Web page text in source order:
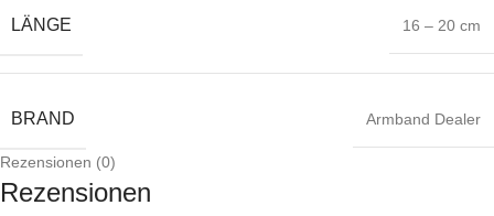
LÄNGE 16 – 20 cm
BRAND Armband Dealer
Rezensionen (0)
Rezensionen